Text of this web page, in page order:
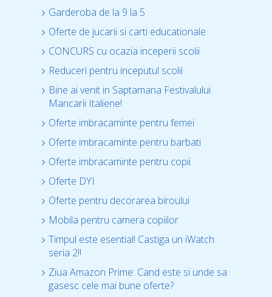
Garderoba de la 9 la 5
Oferte de jucarii si carti educationale
CONCURS cu ocazia inceperii scolii
Reduceri pentru inceputul scolii
Bine ai venit in Saptamana Festivalului
Mancarii Italiene!
Oferte imbracaminte pentru femei
Oferte imbracaminte pentru barbati
Oferte imbracaminte pentru copii
Oferte DYI
Oferte pentru decorarea biroului
Mobila pentru camera copiilor
Timpul este esential! Castiga un iWatch
seria 2!!
Ziua Amazon Prime: Cand este si unde sa
gasesc cele mai bune oferte?